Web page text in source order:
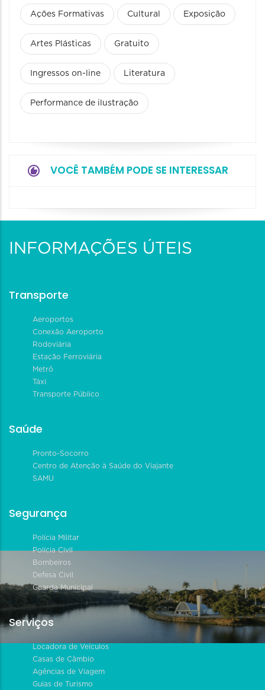
Ações Formativas Cultural Exposição
Artes Plásticas Gratuito
Ingressos on-line Literatura
Performance de ilustração
VOCÊ TAMBÉM PODE SE INTERESSAR
INFORMAÇÕES ÚTEIS
Transporte
Aeroportos
Conexão Aeroporto
Rodoviária
Estação Ferroviária
Metrô
Táxi
Transporte Público
Saúde
Pronto-Socorro
Centro de Atenção à Saúde do Viajante
SAMU
Segurança
Polícia Militar
Polícia Civil
Bombeiros
Defesa Civil
Guarda Municipal
Serviços
Locadora de Veículos
Casas de Câmbio
Agências de Viagem
Guias de Turismo